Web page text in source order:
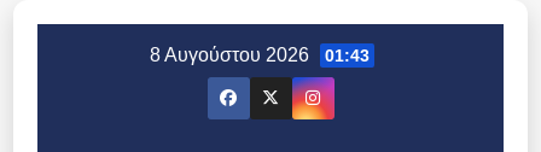
8 Αυγούστου 2026 01:43